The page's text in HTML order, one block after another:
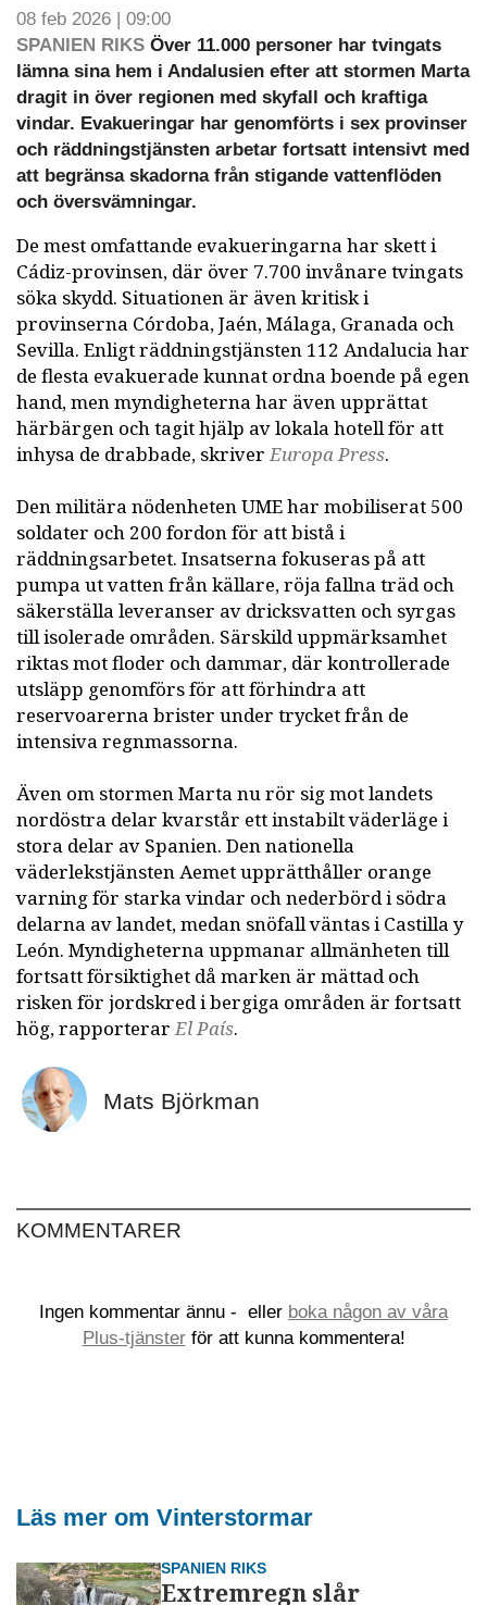
08 feb 2026 | 09:00
SPANIEN RIKS Över 11.000 personer har tvingats
lämna sina hem i Andalusien efter att stormen Marta
dragit in över regionen med skyfall och kraftiga
vindar. Evakueringar har genomförts i sex provinser
och räddningstjänsten arbetar fortsatt intensivt med
att begränsa skadorna från stigande vattenflöden
och översvämningar.
De mest omfattande evakueringarna har skett i
Cádiz-provinsen, där över 7.700 invånare tvingats
söka skydd. Situationen är även kritisk i
provinserna Córdoba, Jaén, Málaga, Granada och
Sevilla. Enligt räddningstjänsten 112 Andalucia har
de flesta evakuerade kunnat ordna boende på egen
hand, men myndigheterna har även upprättat
härbärgen och tagit hjälp av lokala hotell för att
inhysa de drabbade, skriverEuropa Press.
Den militära nödenheten UME har mobiliserat 500
soldater och 200 fordon för att bistå i
räddningsarbetet. Insatserna fokuseras på att
pumpa ut vatten från källare, röja fallna träd och
säkerställa leveranser av dricksvatten och syrgas
till isolerade områden. Särskild uppmärksamhet
riktas mot floder och dammar, där kontrollerade
utsläpp genomförs för att förhindra att
reservoarerna brister under trycket från de
intensiva regnmassorna.
Även om stormen Marta nu rör sig mot landets
nordöstra delar kvarstår ett instabilt väderläge i
stora delar av Spanien. Den nationella
väderlekstjänsten Aemet upprätthåller orange
varning för starka vindar och nederbörd i södra
delarna av landet, medan snöfall väntas i Castilla y
León. Myndigheterna uppmanar allmänheten till
fortsatt försiktighet då marken är mättad och
risken för jordskred i bergiga områden är fortsatt
hög, rapporterarEl País.
Mats Björkman
KOMMENTARER
Ingen kommentar ännu - eller boka någon av våra
Plus-tjänsterför att kunna kommentera!
Läs mer om Vinterstormar
SPANIEN RIKS
Extremregn slår